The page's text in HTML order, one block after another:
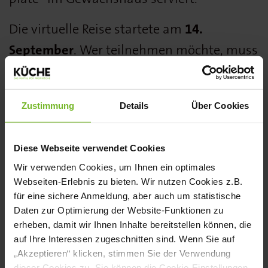
Zustimmung Details Über Cookies
Diese Webseite verwendet Cookies
Wir verwenden Cookies, um Ihnen ein optimales
Webseiten-Erlebnis zu bieten. Wir nutzen Cookies z.B.
für eine sichere Anmeldung, aber auch um statistische
Daten zur Optimierung der Website-Funktionen zu
erheben, damit wir Ihnen Inhalte bereitstellen können, die
auf Ihre Interessen zugeschnitten sind. Wenn Sie auf
„Akzeptieren“ klicken, stimmen Sie der Verwendung
Die virtuelle Reise startete am 14.
September. Wer teilnehmen möchte, muss
die DMK Trendscouting App herunterladen
und kann loslegen. Fünf Wochen lang gibt
es regelmäßig Einblicke aus den
stammen von Trendscouts, die für DMK
kontinuierlich aktuelle Neuheiten aus der
internationalen Foodszene
zusammenstellen. Jeder, der die App nutzt,
kann auch selbst zum Trendscout werden.
Informationen zu neuen Trends können